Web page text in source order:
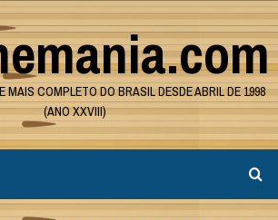
MAIS COMPLETO DO BRASIL DESDE ABRIL DE 1998
(ANO XXVIII)